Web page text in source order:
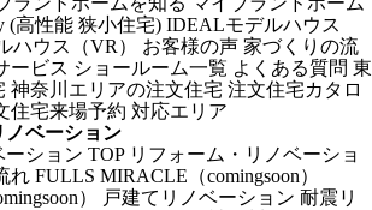
(高性能 狭小住宅) IDEALモデルハウス
ハウス（VR） お客様の声 家づくりの流
ービス ショールーム一覧 よくある質問 東
神奈川エリアの注文住宅 注文住宅カタロ
住宅来場予約 対応エリア
ノベーション
ション TOP リフォーム・リノベーショ
れ FULLS MIRACLE（comingsoon）
） 戸建てリノベーション 耐震リ